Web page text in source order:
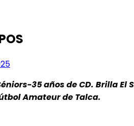
35 años de CD. Brilla
Amateur de Talca.